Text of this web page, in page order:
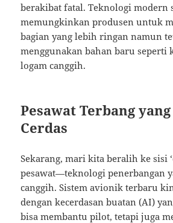
berakibat fatal. Teknologi modern
memungkinkan produsen untuk
bagian yang lebih ringan namun
menggunakan bahan baru seperti
logam canggih.
Pesawat Terbang
Cerdas
Sekarang, mari kita beralih ke sisi
pesawat—teknologi penerbangan
canggih. Sistem avionik terbaru
dengan kecerdasan buatan (AI)
bisa membantu pilot, tetapi juga